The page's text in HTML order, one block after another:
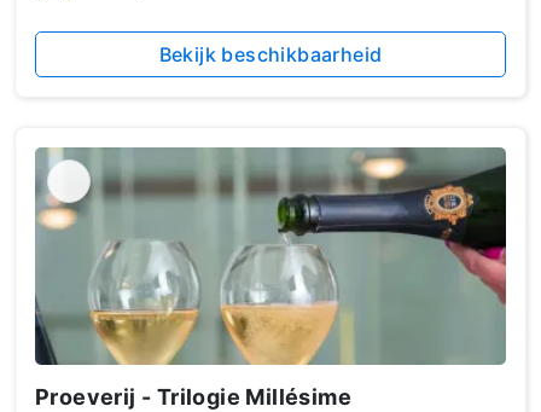
Bekijk beschikbaarheid
Proeverij - Trilogie Millésime